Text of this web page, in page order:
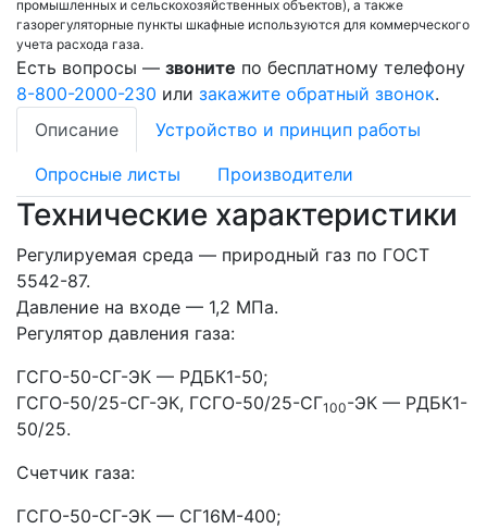
промышленных и сельскохозяйственных объектов), а также
газорегуляторные пункты шкафные используются для коммерческого
учета расхода газа.
Есть вопросы — звоните по бесплатному телефону
8-800-2000-230 или закажите обратный звонок.
Описание
Устройство и принцип работы
Опросные листы Производители
Технические характеристики
Регулируемая среда — природный газ по ГОСТ
5542-87.
Давление на входе — 1,2 МПа.
Регулятор давления газа:
ГСГО-50-СГ-ЭК — РДБК1-50;
ГСГО-50/25-СГ-ЭК, ГСГО-50/25-СГ100-ЭК — РДБК1-
50/25.
Счетчик газа:
ГСГО-50-СГ-ЭК — СГ16М-400;